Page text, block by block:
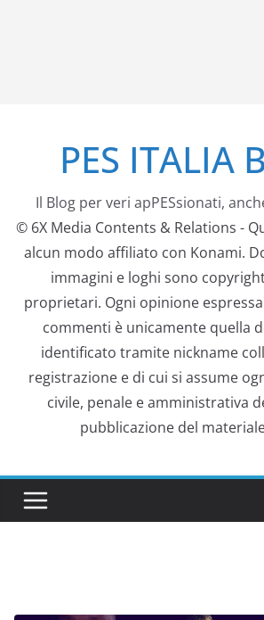
contenutoPES ITALIA
Il Blog per veri apPESsionati,
© 6X Media Contents & Relations -
alcun modo affiliato con Konami.
immagini e loghi sono
proprietari. Ogni opinione
commenti è unicamente quella
identificato tramite nickname
registrazione e di cui si assume
civile, penale e amministrativa
pubblicazione del